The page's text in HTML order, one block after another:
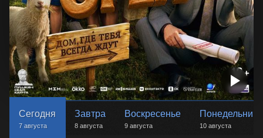
Сегодня
7 августа
Завтра
8 августа
Воскресенье
9 августа
Понедельник
10 августа